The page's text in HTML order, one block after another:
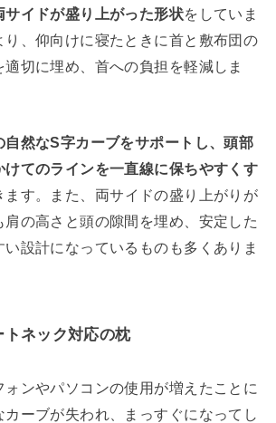
サイドが盛り上がった形状をしていま
り、仰向けに寝たときに首と敷布団の
切に埋め、首への負担を軽減しま
自然なS字カーブをサポートし、頭部
けてのラインを一直線に保ちやすくす
ます。また、両サイドの盛り上がりが
の高さと頭の隙間を埋め、安定した
設計になっているものも多くありま
ネック対応の枕
ンやパソコンの使用が増えたことに
カーブが失われ、まっすぐになってし